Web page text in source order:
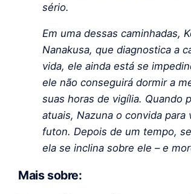
sério.
Em uma dessas caminhadas,
Nanakusa, que diagnostica a
vida, ele ainda está se
ele não conseguirá dormir a
suas horas de vigília. Quando
atuais, Nazuna o convida
futon. Depois de um tempo,
ela se inclina sobre ele – e
Mais sobre: